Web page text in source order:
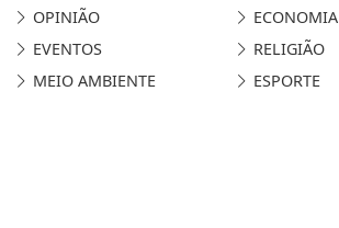
OPINIÃO
ECONOMIA
EVENTOS
RELIGIÃO
MEIO AMBIENTE
ESPORTE